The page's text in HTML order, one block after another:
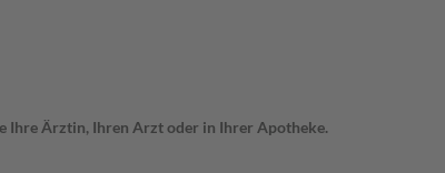
Ihre Ärztin, Ihren Arzt oder in Ihrer Apotheke.